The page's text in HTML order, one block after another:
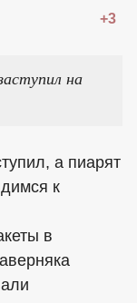
+3
на
а пиарят
к
в